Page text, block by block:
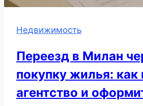
Недвижимость
Переезд в Милан
покупку жилья: как
агентство и